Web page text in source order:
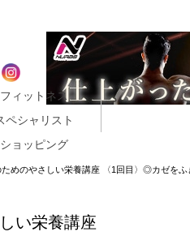
フィットネス
ペシャリスト
ショッピング
ためのやさしい栄養講座 〈1回目〉◎カ
い栄養講座